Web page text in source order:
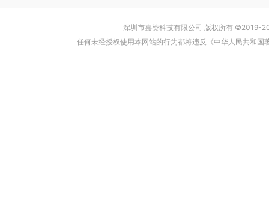
深圳市嘉赞科技有限公司 版权所有 ©2019-
任何未经授权使用本网站的行为都将违反《中华人民共和